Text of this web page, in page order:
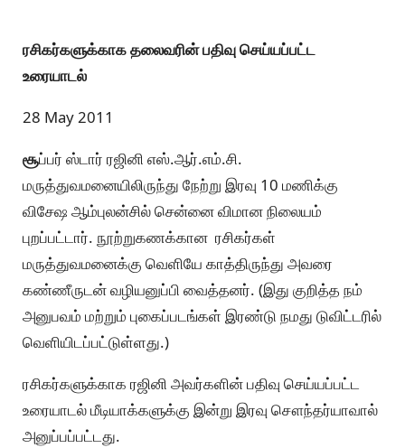
ரசிகர்களுக்காக தலைவரின் பதிவு செய்யப்பட்ட
உரையாடல்
28 May 2011
சூப்பர் ஸ்டார் ரஜினி எஸ்.ஆர்.எம்.சி.
மருத்துவமனையிலிருந்து நேற்று இரவு 10 மணிக்கு
விசேஷ ஆம்புலன்சில் சென்னை விமான நிலையம்
புறப்பட்டார். நூற்றுகணக்கான ரசிகர்கள்
மருத்துவமனைக்கு வெளியே காத்திருந்து அவரை
கண்ணீருடன் வழியனுப்பி வைத்தனர். (இது குறித்த நம்
அனுபவம் மற்றும் புகைப்படங்கள் இரண்டு நமது டுவிட்டரில்
வெளியிடப்பட்டுள்ளது.)
ரசிகர்களுக்காக ரஜினி அவர்களின் பதிவு செய்யப்பட்ட
உரையாடல் மீடியாக்களுக்கு இன்று இரவு சௌந்தர்யாவால்
அனுப்பப்பட்டது.